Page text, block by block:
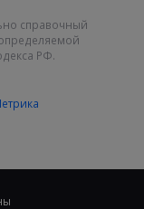
справочный
РФ.